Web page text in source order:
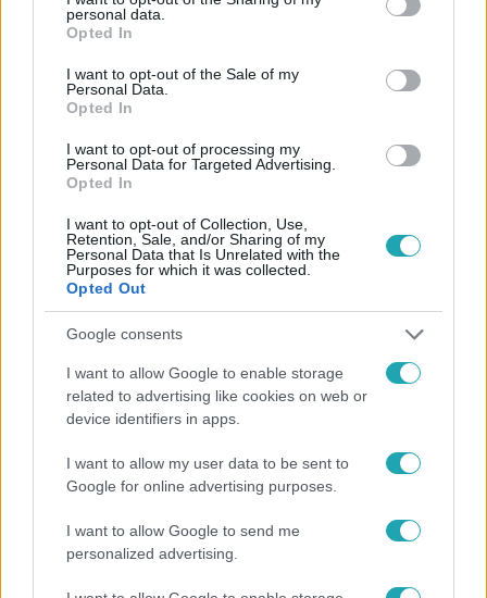
grant or deny consent to Google and its third-party tags to
use your data for below specified purposes in below Google
consent section.
personal data.
Opted In
I want to opt-out of the Sale of my
Personal Data.
Opted In
I want to opt-out of processing my
Personal Data for Targeted Advertising.
Opted In
I want to opt-out of Collection, Use,
Retention, Sale, and/or Sharing of my
Personal Data that Is Unrelated with the
Purposes for which it was collected.
Opted Out
Google consents
I want to allow Google to enable storage
related to advertising like cookies on web or
device identifiers in apps.
I want to allow my user data to be sent to
Google for online advertising purposes.
I want to allow Google to send me
personalized advertising.
HÍRADÓ #BELFÖLD #ADÁSRÉSZLETEK
ÁLLATVÉDŐK
SZOPTATÁS
Népszerű